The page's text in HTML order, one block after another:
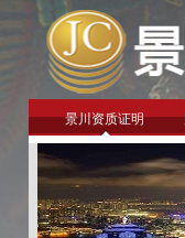
景川资质证明